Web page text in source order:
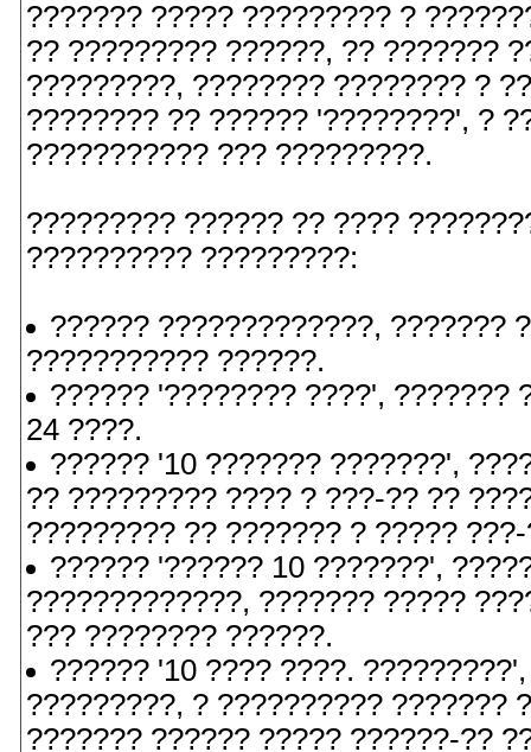
??????? ????? ????????? ?
?? ????????? ??????, ?? ???????
?????????, ???????? ???????? ?
???????? ?? ?????? '????????', ?
??????????? ??? ?????????.
????????? ?????? ?? ????
?????????? ?????????:
?????? ?????????????, ???????
??????????? ??????.
?????? '???????? ????', ???????
24 ????.
?????? '10 ??????? ???????',
?? ????????? ???? ? ???-?? ??
????????? ?? ??????? ? ?????
?????? '?????? 10 ???????',
?????????????, ??????? ?????
??? ???????? ??????.
?????? '10 ???? ????.
?????????, ? ?????????? ???????
??????? ?????? ????? ??????-??